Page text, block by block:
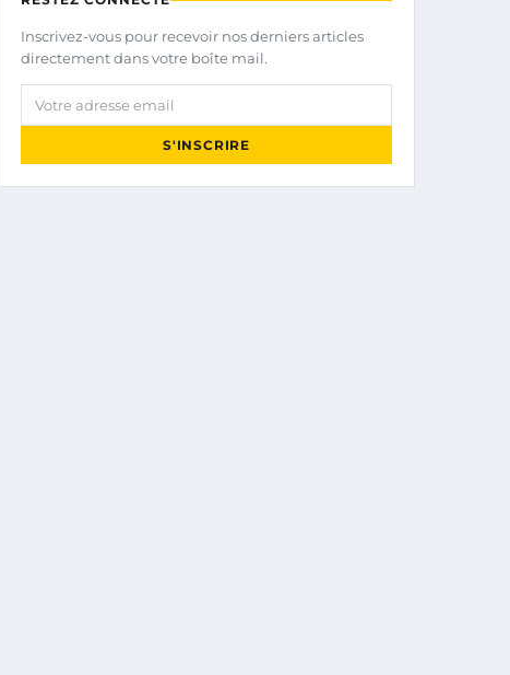
Inscrivez-vous pour recevoir nos derniers articles
directement dans votre boîte mail.
Votre adresse email
S'INSCRIRE